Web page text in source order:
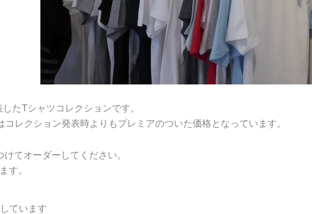
たTシャツコレクションです。
コレクション発表時よりもプレミアのついた価格となっています。
てオーダーしてください。
す。
ています